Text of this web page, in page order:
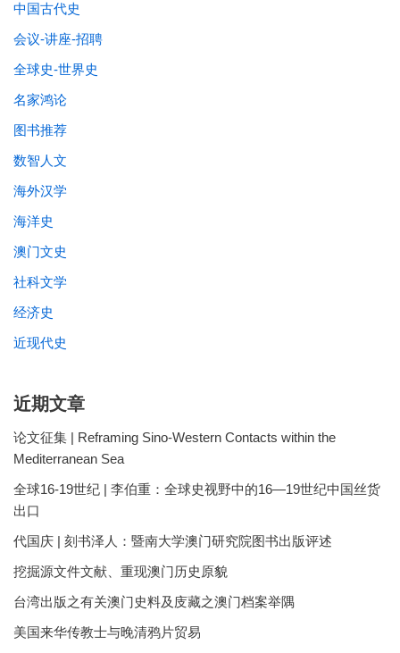
中国古代史
会议-讲座-招聘
全球史-世界史
名家鸿论
图书推荐
数智人文
海外汉学
海洋史
澳门文史
社科文学
经济史
近现代史
近期文章
论文征集 | Reframing Sino-Western Contacts within the
Mediterranean Sea
全球16-19世纪 | 李伯重：全球史视野中的16—19世纪中国丝货
出口
代国庆 | 刻书泽人：暨南大学澳门研究院图书出版评述
挖掘源文件文献、重现澳门历史原貌
台湾出版之有关澳门史料及庋藏之澳门档案举隅
美国来华传教士与晚清鸦片贸易